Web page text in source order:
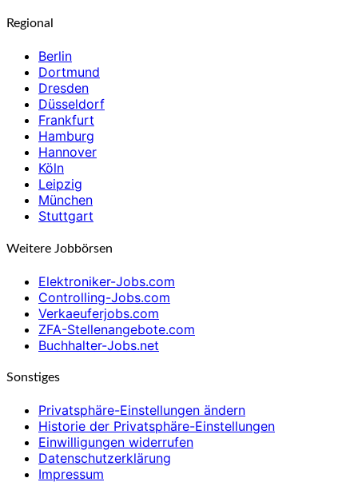
Regional
Berlin
Dortmund
Dresden
Düsseldorf
Frankfurt
Hamburg
Hannover
Köln
Leipzig
München
Stuttgart
Weitere Jobbörsen
Elektroniker-Jobs.com
Controlling-Jobs.com
Verkaeuferjobs.com
ZFA-Stellenangebote.com
Buchhalter-Jobs.net
Sonstiges
Privatsphäre-Einstellungen ändern
Historie der Privatsphäre-Einstellungen
Einwilligungen widerrufen
Datenschutzerklärung
Impressum